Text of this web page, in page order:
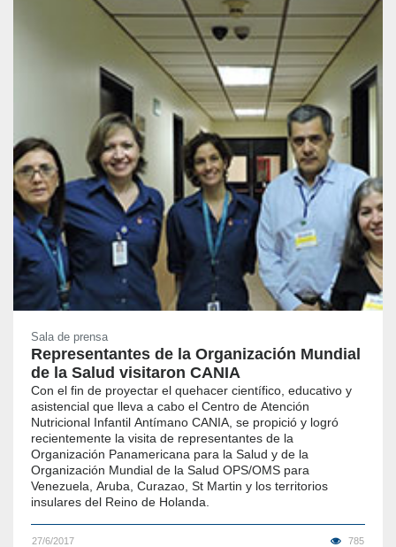
Sala de prensa
Representantes de la Organización Mundial
de la Salud visitaron CANIA
Con el fin de proyectar el quehacer científico, educativo y
asistencial que lleva a cabo el Centro de Atención
Nutricional Infantil Antímano CANIA, se propició y logró
recientemente la visita de representantes de la
Organización Panamericana para la Salud y de la
Organización Mundial de la Salud OPS/OMS para
Venezuela, Aruba, Curazao, St Martin y los territorios
insulares del Reino de Holanda.
27/6/2017 785